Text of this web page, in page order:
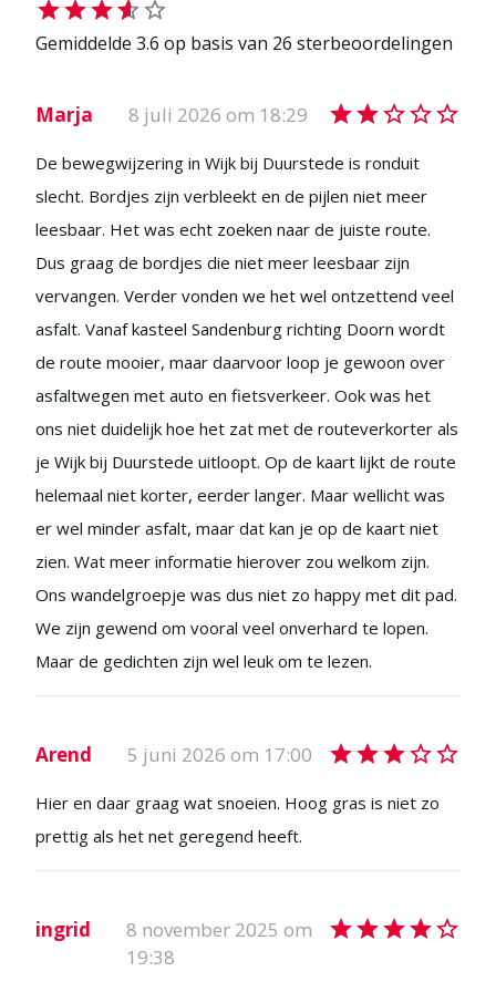
Gemiddelde 3.6 op basis van 26 sterbeoordelingen
Marja 8 juli 2026 om 18:29
De bewegwijzering in Wijk bij Duurstede is ronduit
slecht. Bordjes zijn verbleekt en de pijlen niet meer
leesbaar. Het was echt zoeken naar de juiste route.
Dus graag de bordjes die niet meer leesbaar zijn
vervangen. Verder vonden we het wel ontzettend veel
asfalt. Vanaf kasteel Sandenburg richting Doorn wordt
de route mooier, maar daarvoor loop je gewoon over
asfaltwegen met auto en fietsverkeer. Ook was het
ons niet duidelijk hoe het zat met de routeverkorter als
je Wijk bij Duurstede uitloopt. Op de kaart lijkt de route
helemaal niet korter, eerder langer. Maar wellicht was
er wel minder asfalt, maar dat kan je op de kaart niet
zien. Wat meer informatie hierover zou welkom zijn.
Ons wandelgroepje was dus niet zo happy met dit pad.
We zijn gewend om vooral veel onverhard te lopen.
Maar de gedichten zijn wel leuk om te lezen.
Arend 5 juni 2026 om 17:00
Hier en daar graag wat snoeien. Hoog gras is niet zo
prettig als het net geregend heeft.
ingrid
8 november 2025 om
19:38